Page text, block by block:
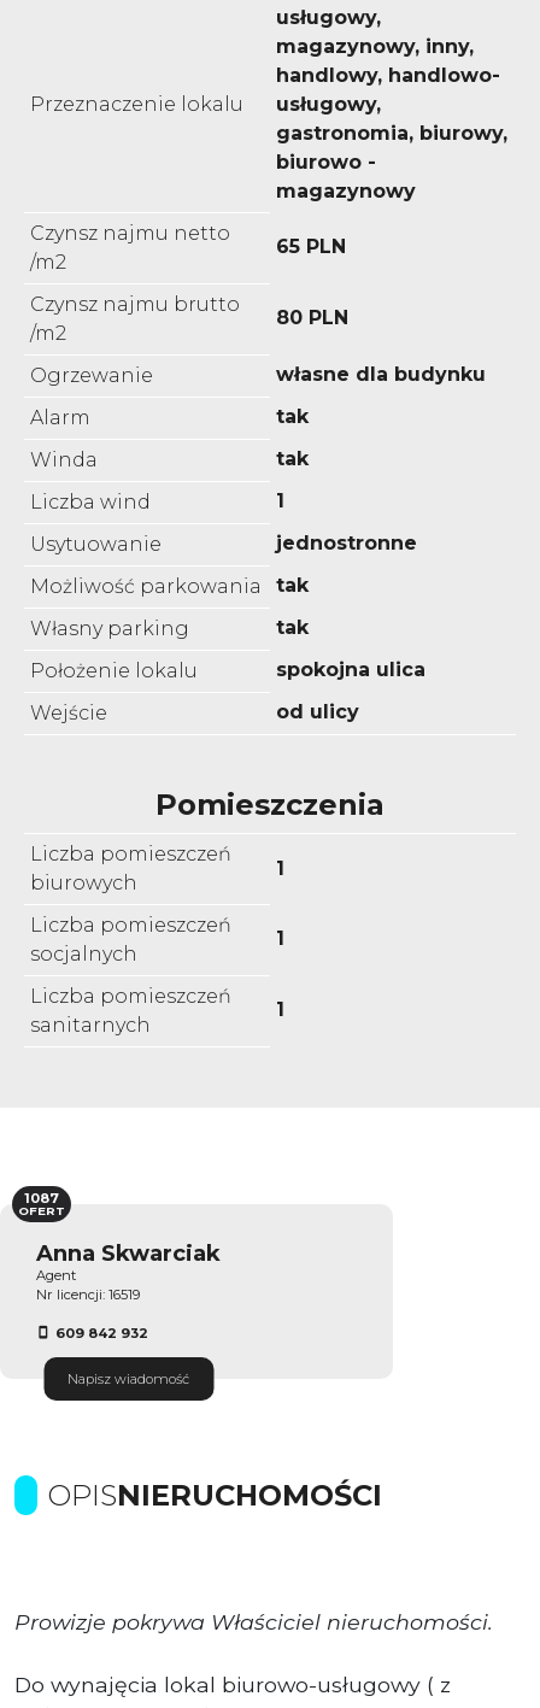
Przeznaczenie lokalu
usługowy,
magazynowy, inny,
handlowy, handlowo-
usługowy,
gastronomia, biurowy,
biurowo -
magazynowy
Czynsz najmu netto
/m2
65 PLN
Czynsz najmu brutto
/m2
80 PLN
Ogrzewanie
własne dla budynku
Alarm
tak
Winda
tak
Liczba wind
1
Usytuowanie
jednostronne
Możliwość parkowania
tak
Własny parking
tak
Położenie lokalu
spokojna ulica
Wejście
od ulicy
Pomieszczenia
Liczba pomieszczeń
biurowych
1
Liczba pomieszczeń
socjalnych
1
Liczba pomieszczeń
sanitarnych
1
Anna Skwarciak
Agent
Nr licencji: 16519
609 842 932
Napisz wiadomość
1087
OFERT
OPISNIERUCHOMOŚCI
Prowizje pokrywa Właściciel nieruchomości.
Do wynajęcia lokal biurowo-usługowy ( z